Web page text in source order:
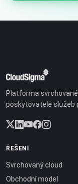
Platforma
poskytovatele služeb
ŘEŠENÍ
Svrchovaný cloud
Obchodní model